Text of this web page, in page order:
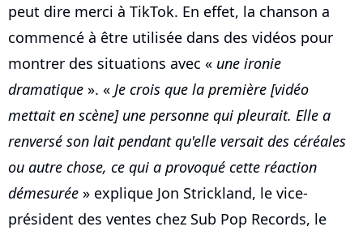
peut dire merci à TikTok. En effet, la chanson a
commencé à être utilisée dans des vidéos pour
montrer des situations avec « une ironie
dramatique ». « Je crois que la première [vidéo
mettait en scène] une personne qui pleurait. Elle a
renversé son lait pendant qu'elle versait des céréales
ou autre chose, ce qui a provoqué cette réaction
démesurée » explique Jon Strickland, le vice-
président des ventes chez Sub Pop Records, le